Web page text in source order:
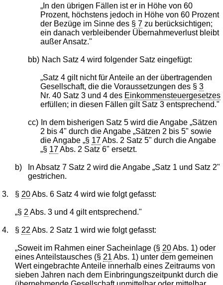
„In den übrigen Fällen ist er in Höhe von 60
Prozent, höchstens jedoch in Höhe von 60 Prozent
der Bezüge im Sinne des §7 zu berücksichtigen;
ein danach verbleibender Übernahmeverlust bleibt
außer Ansatz."
bb) Nach Satz 4 wird folgender Satz eingefügt:
„Satz 4 gilt nicht für Anteile an der übertragenden
Gesellschaft, die die Voraussetzungen des §3
Nr. 40 Satz 3 und 4 des Einkommensteuergesetzes
erfüllen; in diesen Fällen gilt Satz 3 entsprechend."
cc)
In dem bisherigen Satz 5 wird die Angabe „Sätzen
2 bis 4" durch die Angabe „Sätzen 2 bis 5" sowie
die Angabe „§ 17Abs. 2 Satz 5" durch die Angabe
„§ 17Abs. 2 Satz 6" ersetzt.
b)
In Absatz 7 Satz 2 wird die Angabe „Satz 1 und Satz 2"
gestrichen.
3. § 20Abs. 6 Satz 4 wird wie folgt gefasst:
„§ 2 Abs. 3 und 4 gilt entsprechend."
4. § 22 Abs. 2 Satz 1 wird wie folgt gefasst:
„Soweit im Rahmen einer Sacheinlage (§ 20Abs. 1) oder
eines Anteilstausches (§ 21 Abs. 1) unter dem gemeinen
Wert eingebrachte Anteile innerhalb eines Zeitraums von
sieben Jahren nach dem Einbringungszeitpunkt durch die